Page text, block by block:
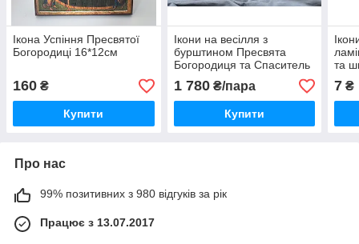
Ікона Успіння Пресвятої
Богородиці 16*12см
160 ₴
Купити
Ікони на весілля з
бурштином Пресвята
Богородиця та Спаситель
1 780₴/пара
Купити
та
7 ₴
Про нас
99% позитивних з 980 відгуків за рік
Працює з 13.07.2017